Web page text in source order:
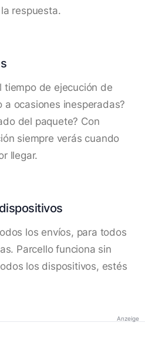
respuesta.
tiempo de ejecución de
a ocasiones inesperadas?
del paquete? Con
siempre verás cuando
llegar.
los envíos, para todos
Parcello funciona sin
los dispositivos, estés
Anzeige